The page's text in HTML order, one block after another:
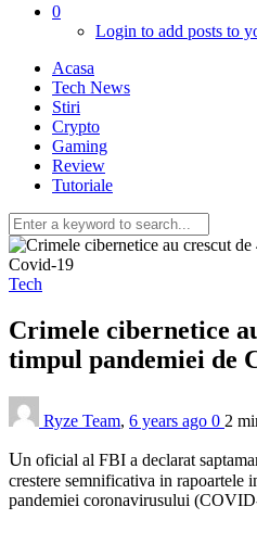
0
Login to add posts to
Acasa
Tech News
Stiri
Crypto
Gaming
Review
Tutoriale
Tech
Crimele cibernetice
timpul pandemiei de
Ryze Team, 6 years ago 0 2
Un oficial al FBI a declarat
crestere semnificativa in rapoartele
pandemiei coronavirusului